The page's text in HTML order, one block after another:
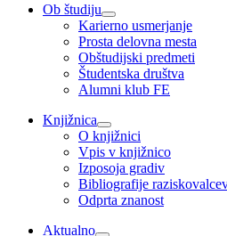
Ob študiju
Karierno usmerjanje
Prosta delovna mesta
Obštudijski predmeti
Študentska društva
Alumni klub FE
Knjižnica
O knjižnici
Vpis v knjižnico
Izposoja gradiv
Bibliografije
Odprta znanost
Aktualno